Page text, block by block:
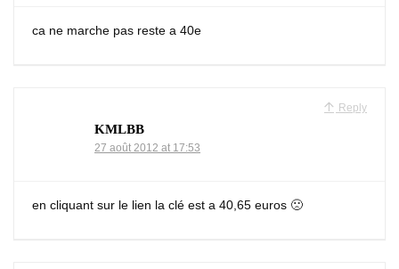
ca ne marche pas reste a 40e
Reply
KMLBB
27 août 2012 at 17:53
en cliquant sur le lien la clé est a 40,65 euros 🙁